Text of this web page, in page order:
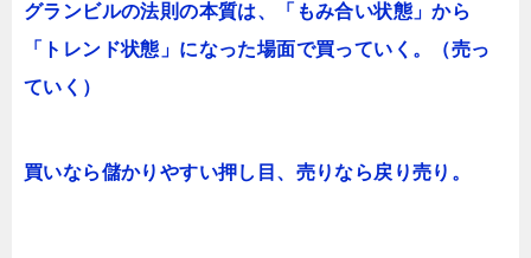
グランビルの法則の本質は、「もみ合い状態」から
「トレンド状態」になった場面で買っていく。（売っ
ていく）
買いなら儲かりやすい押し目、売りなら戻り売り。